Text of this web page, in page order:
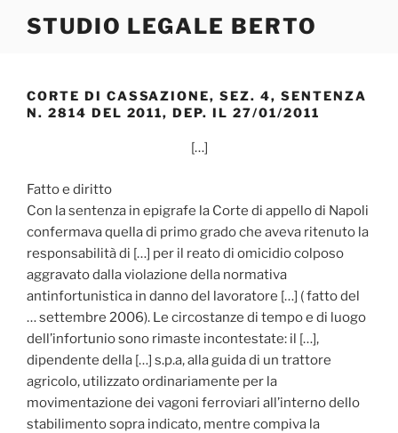
STUDIO LEGALE BERTO
CORTE DI CASSAZIONE, SEZ. 4, SENTENZA
N. 2814 DEL 2011, DEP. IL 27/01/2011
[…]
Fatto e diritto
Con la sentenza in epigrafe la Corte di appello di Napoli
confermava quella di primo grado che aveva ritenuto la
responsabilità di […] per il reato di omicidio colposo
aggravato dalla violazione della normativa
antinfortunistica in danno del lavoratore […] ( fatto del
… settembre 2006). Le circostanze di tempo e di luogo
dell’infortunio sono rimaste incontestate: il […],
dipendente della […] s.p.a, alla guida di un trattore
agricolo, utilizzato ordinariamente per la
movimentazione dei vagoni ferroviari all’interno dello
stabilimento sopra indicato, mentre compiva la